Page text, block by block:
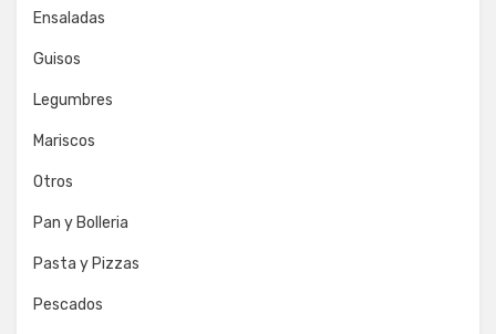
Ensaladas
Guisos
Legumbres
Mariscos
Otros
Pan y Bolleria
Pasta y Pizzas
Pescados